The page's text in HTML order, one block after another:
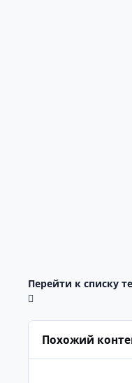
Перейти к списку
Похожий